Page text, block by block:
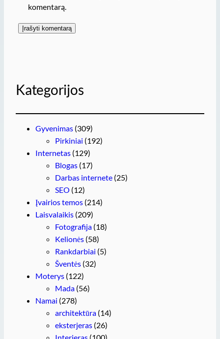
komentarą.
Kategorijos
Gyvenimas (309)
Pirkiniai (192)
Internetas (129)
Blogas (17)
Darbas internete (25)
SEO (12)
Įvairios temos (214)
Laisvalaikis (209)
Fotografija (18)
Kelionės (58)
Rankdarbiai (5)
Šventės (32)
Moterys (122)
Mada (56)
Namai (278)
architektūra (14)
eksterjeras (26)